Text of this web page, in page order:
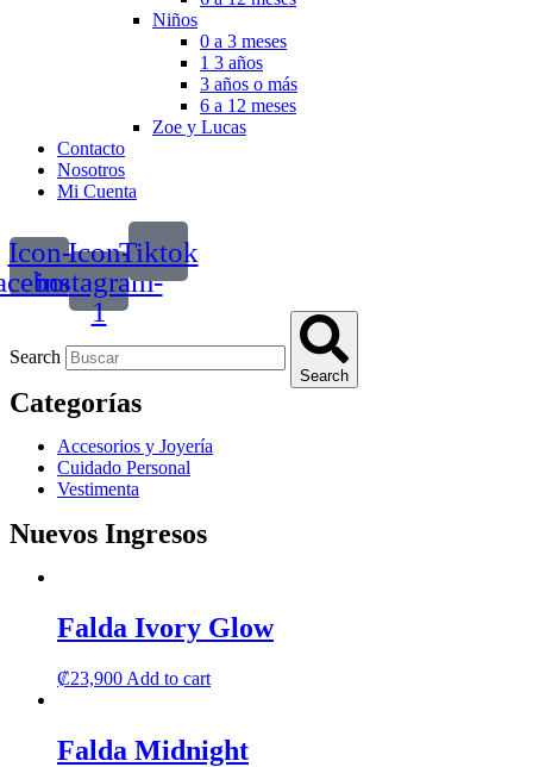
Niños
0 a 3 meses
1 3 años
3 años o más
6 a 12 meses
Zoe y Lucas
Contacto
Nosotros
Mi Cuenta
Icon-Icon-
instagram-
1
Tiktok
Search
Search
Categorías
Accesorios y Joyería
Cuidado Personal
Vestimenta
Nuevos Ingresos
Falda Ivory Glow
₡23,900 Add to cart
Falda Midnight